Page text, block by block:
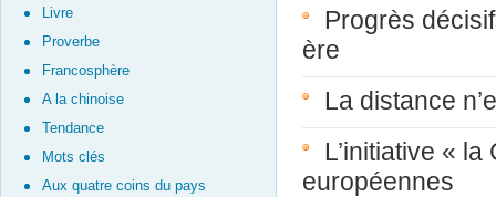
Livre
Proverbe
Francosphère
A la chinoise
Tendance
Mots clés
Aux quatre coins du pays
Progrès
ère
La distance
L’initiative «
européennes